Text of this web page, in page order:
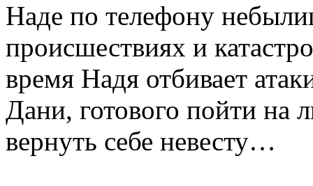
Наде по телефону
происшествиях и
время Надя отбивает
Дани, готового пойти
вернуть себе невесту…